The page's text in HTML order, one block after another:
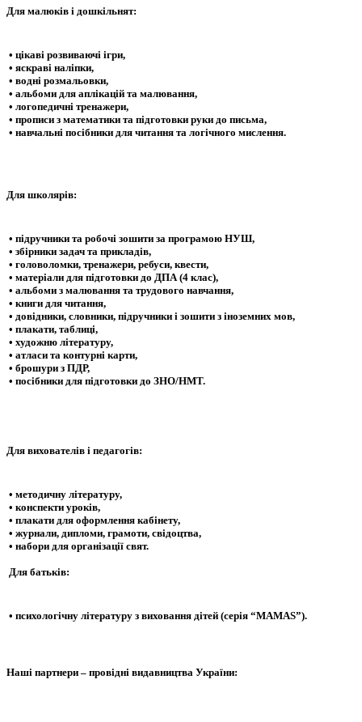
Для малюків і дошкільнят:
• цікаві розвиваючі ігри,
• яскраві наліпки,
• водні розмальовки,
• альбоми для аплікацій та малювання,
• логопедичні тренажери,
• прописи з математики та підготовки руки до письма,
• навчальні посібники для читання та логічного мислення.
Для школярів:
• підручники та робочі зошити за програмою НУШ,
• збірники задач та прикладів,
• головоломки, тренажери, ребуси, квести,
• матеріали для підготовки до ДПА (4 клас),
• альбоми з малювання та трудового навчання,
• книги для читання,
• довідники, словники, підручники і зошити з іноземних мов,
• плакати, таблиці,
• художню літературу,
• атласи та контурні карти,
• брошури з ПДР,
• посібники для підготовки до ЗНО/НМТ.
Для вихователів і педагогів:
• методичну літературу,
• конспекти уроків,
• плакати для оформлення кабінету,
• журнали, дипломи, грамоти, свідоцтва,
• набори для організації свят.
Для батьків:
• психологічну літературу з виховання дітей (серія “MAMAS”).
Наші партнери – провідні видавництва України: